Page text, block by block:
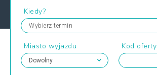
Kiedy?
Wybierz termin
Miasto wyjazdu Kod oferty